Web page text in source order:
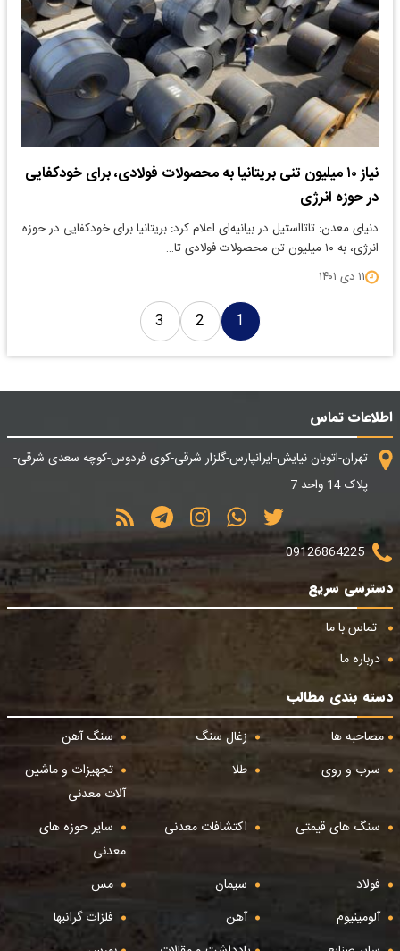
نیاز ۱۰ میلیون تنی بریتانیا به محصولات فولادی، برای خودکفایی
در حوزه انرژی
دنیای معدن: تاتااستیل در بیانیه‌ای اعلام کرد: بریتانیا برای خودکفایی در حوزه
انرژی، به ۱۰ میلیون تن محصولات فولادی تا…
۱۱ دی ۱۴۰۱
1
2
3
اطلاعات تماس
تهران-اتوبان نیایش-ایرانپارس-گلزار شرقی-کوی فردوس-کوچه سعدی شرقی-
پلاک 14 واحد 7
09126864225
دسترسی سریع
تماس با ما
درباره ما
دسته بندی مطالب
مصاحبه ها
زغال سنگ
سنگ آهن
سرب و روی
طلا
تجهیزات و ماشین
آلات معدنی
سنگ های قیمتی
اکتشافات معدنی
سایر حوزه های
معدنی
فولاد
سیمان
مس
آلومینیوم
آهن
فلزات گرانبها